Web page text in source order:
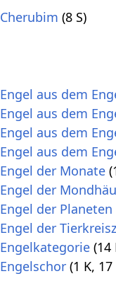
Cherubim (8 S)
Engel aus dem
Engel aus dem
Engel aus dem
Engel aus dem
Engel der Monate
Engel der
Engel der Planeten
Engel der
Engelkategorie (14
Engelschor (1 K, 17